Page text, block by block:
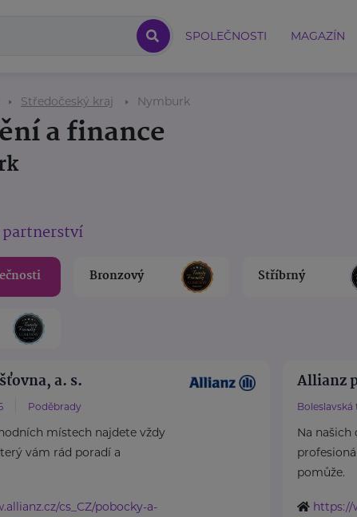
SPOLEČNOSTI MAGAZÍN
Středočeský kraj Nymburk
a finance
partnerství
Bronzový Stříbrný
a. s.
Poděbrady
místech najdete vždy
vám rád poradí a
cs_CZ/pobocky-a-
Allianz
Boleslavská
Na
pomůže.
https://